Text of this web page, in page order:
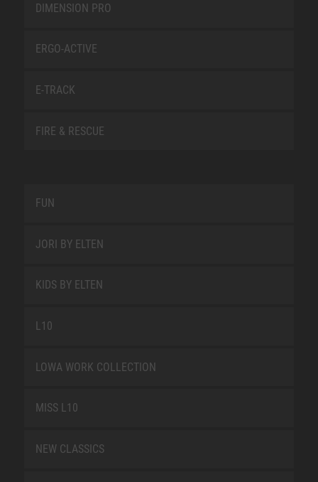
DIMENSION PRO
ERGO-ACTIVE
E-TRACK
FIRE & RESCUE
FUN
JORI BY ELTEN
KIDS BY ELTEN
L10
LOWA WORK COLLECTION
MISS L10
NEW CLASSICS